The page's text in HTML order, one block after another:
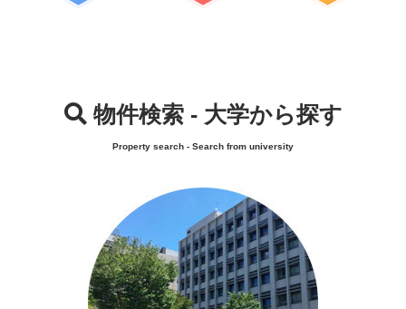
物件検索 - 大学から探す
Property search - Search from university